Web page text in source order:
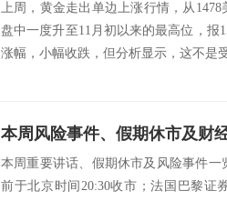
上周，黄金走出单边上涨行情，从
盘中一度升至11月初以来的最高位，报
涨幅，小幅收跌，但分析显示，这不是
本周风险事件、假期休市及财
本周重要讲话、假期休市及风险事件
前于北京时间20:30收市；法国巴黎证